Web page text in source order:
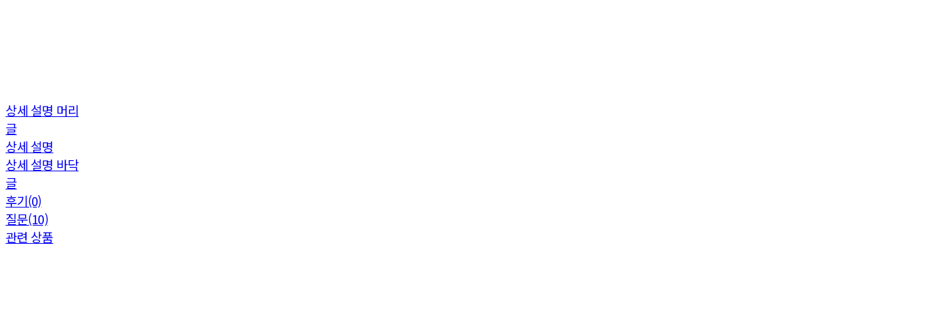
상세 설명 머리
글
상세 설명
상세 설명 바닥
글
후기(0)
질문(10)
관련 상품